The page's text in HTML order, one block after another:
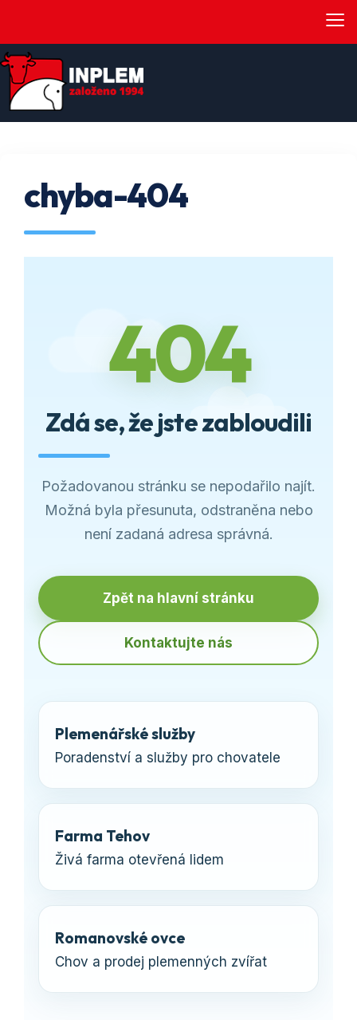
chyba-404
404
Zdá se, že jste zabloudili
Požadovanou stránku se nepodařilo najít.
Možná byla přesunuta, odstraněna nebo
není zadaná adresa správná.
Zpět na hlavní stránku
Kontaktujte nás
Plemenářské služby
Poradenství a služby pro chovatele
Farma Tehov
Živá farma otevřená lidem
Romanovské ovce
Chov a prodej plemenných zvířat
≡